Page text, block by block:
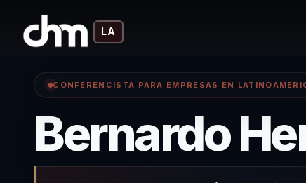
LA
CONFERENCISTA PARA EMPRESAS EN
Bernardo